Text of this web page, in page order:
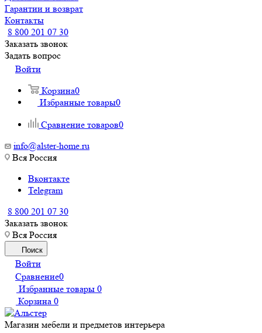
Гарантии и возврат
Контакты
8 800 201 07 30
Заказать звонок
Задать вопрос
Войти
Корзина0
Избранные товары0
Сравнение товаров0
info@alster-home.ru
Вся Россия
Вконтакте
Telegram
8 800 201 07 30
Заказать звонок
Вся Россия
Поиск
Войти
Сравнение0
Избранные товары 0
Корзина 0
Магазин мебели и предметов интерьера